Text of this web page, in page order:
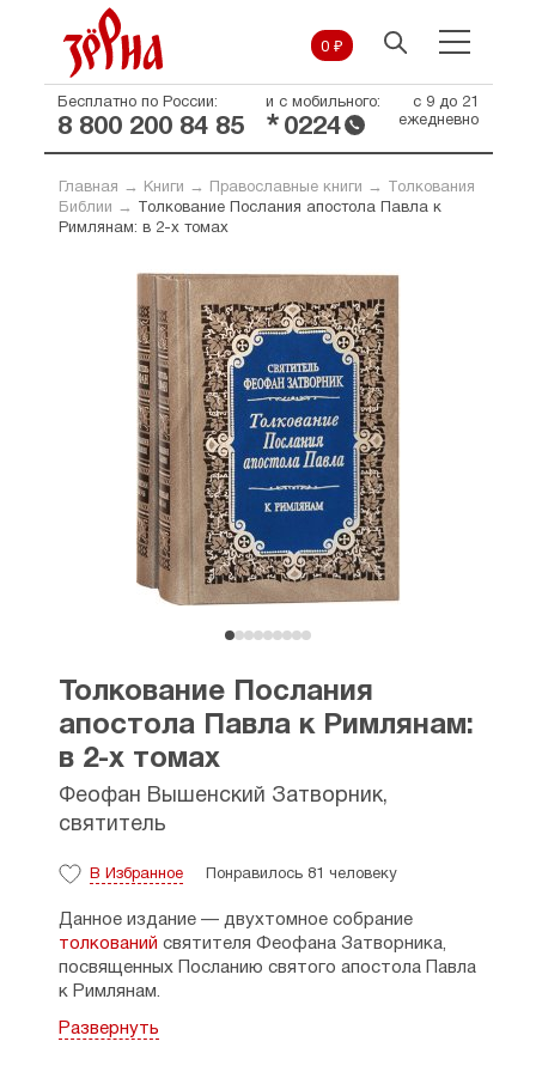
0 ₽
Бесплатно по России:
8 800 200 84 85
и с мобильного:
* 0224
с 9 до 21
ежедневно
Главная → Книги → Православные книги →
Толкования
Библии →
Толкование Послания апостола Павла к
Римлянам: в 2-х томах
Толкование Послания
апостола Павла к Римлянам:
в 2-х томах
Феофан Вышенский Затворник,
святитель
В Избранное Понравилось 81 человеку
Данное издание — двухтомное собрание
толкований святителя Феофана Затворника,
посвященных Посланию святого апостола Павла
к Римлянам.
Толкование Послания апостола Павла
Развернуть